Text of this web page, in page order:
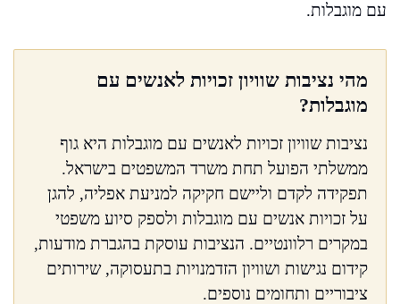
עם מוגבלות.
מהי נציבות שוויון זכויות לאנשים עם
מוגבלות?
נציבות שוויון זכויות לאנשים עם מוגבלות היא גוף
ממשלתי הפועל תחת משרד המשפטים בישראל.
תפקידה לקדם וליישם חקיקה למניעת אפליה, להגן
על זכויות אנשים עם מוגבלות ולספק סיוע משפטי
במקרים רלוונטיים. הנציבות עוסקת בהגברת מודעות,
קידום נגישות ושוויון הזדמנויות בתעסוקה, שירותים
ציבוריים ותחומים נוספים.